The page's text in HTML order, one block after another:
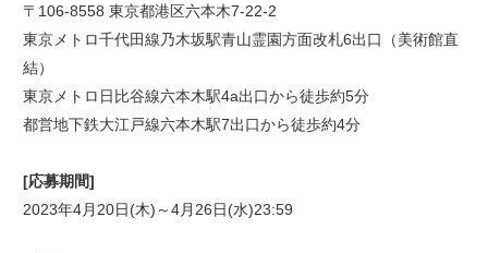
〒106-8558 東京都港区六本木7-22-2
東京メトロ千代田線乃木坂駅青山霊園方面改札6出口（美術館直
結）
東京メトロ日比谷線六本木駅4a出口から徒歩約5分
都営地下鉄大江戸線六本木駅7出口から徒歩約4分
[応募期間]
2023年4月20日(木)～4月26日(水)23:59